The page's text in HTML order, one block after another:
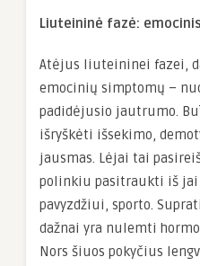
Liuteininė fazė:
Atėjus liuteininei fazei,
emocinių simptomų –
padidėjusio jautrumo.
išryškėti išsekimo,
jausmas. Lėjai tai
polinkiu pasitraukti iš jai
pavyzdžiui, sporto.
dažnai yra nulemti
Nors šiuos pokyčius